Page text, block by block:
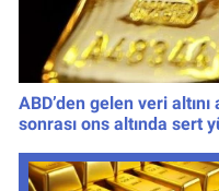
ABD’den gelen veri
sonrası ons altında sert